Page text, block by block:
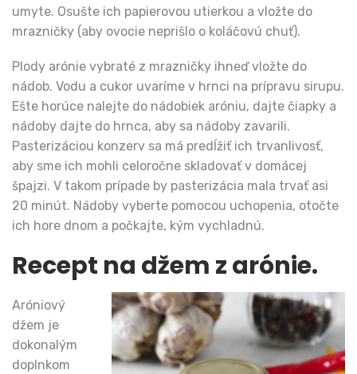
umyte. Osušte ich papierovou utierkou a vložte do
mrazničky (aby ovocie neprišlo o koláčovú chuť).
Plody arónie vybraté z mrazničky ihneď vložte do
nádob. Vodu a cukor uvaríme v hrnci na prípravu sirupu.
Ešte horúce nalejte do nádobiek aróniu, dajte čiapky a
nádoby dajte do hrnca, aby sa nádoby zavarili.
Pasterizáciou konzerv sa má predĺžiť ich trvanlivosť,
aby sme ich mohli celoročne skladovať v domácej
špajzi. V takom prípade by pasterizácia mala trvať asi
20 minút. Nádoby vyberte pomocou uchopenia, otočte
ich hore dnom a počkajte, kým vychladnú.
Recept na džem z arónie.
Aróniový
džem je
dokonalým
doplnkom